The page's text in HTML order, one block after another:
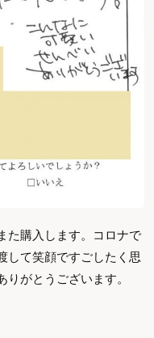
た購入します。コロナで
して笑顔ですごしたく思
がとうございます。